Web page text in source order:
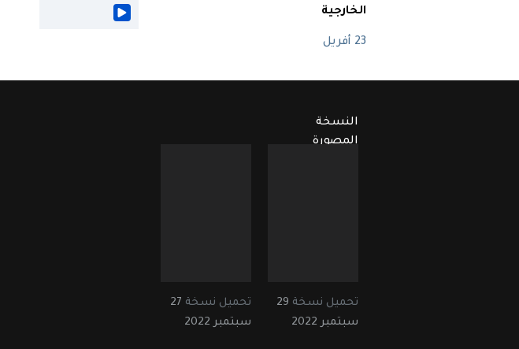
الخارجية
23 أفريل
النسخة
المصورة
تحميل نسخة 29
سبتمبر 2022
تحميل نسخة 27
سبتمبر 2022